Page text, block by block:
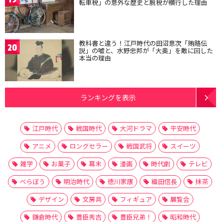
転車税」の意外な歴史と脱税が横行した理由
20 教科書と違う！江戸時代の田沼意次「賄賂伝
説」の嘘と、水野忠邦が「大奥」を敵に回した
本当の理由
ランキングを表示
江戸時代 戦国時代 大河ドラマ
平安時代
アニメ
ロングセラー 戦国武将
スイーツ
雑学
お菓子 幕末 漫画 時代劇
テレビ
べらぼう
明治時代 徳川家康 織田信長
抹茶
デザイン
文房具 フィギュア
展覧会
鎌倉時代
豊臣秀吉 豊臣兄弟！
昭和時代